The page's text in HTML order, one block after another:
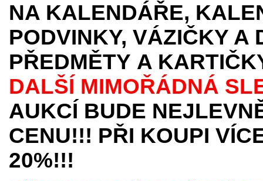
NA KALENDÁŘE,
PODVINKY, VÁZIČKY A
PŘEDMĚTY A
DALŠÍ MIMOŘÁDNÁ
AUKCÍ BUDE
CENU!!! PŘI KOUPI
20%!!!